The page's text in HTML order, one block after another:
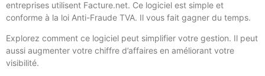
entreprises utilisent Facture.net. Ce logiciel est simple et
conforme à la loi Anti-Fraude TVA. Il vous fait gagner du temps.
Explorez comment ce logiciel peut simplifier votre gestion. Il peut
aussi augmenter votre chiffre d’affaires en améliorant votre
visibilité.